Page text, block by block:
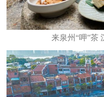
来泉州“呷”茶